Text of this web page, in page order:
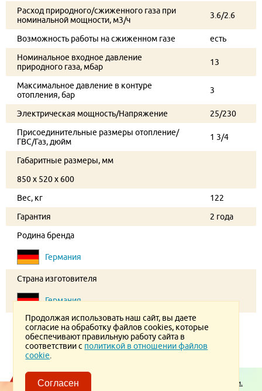
Расход природного/сжиженного газа при
номинальной мощности, м3/ч
3.6/2.6
Возможность работы на сжиженном газе
есть
Номинальное входное давление
природного газа, мбар
13
Максимальное давление в контуре
отопления, бар
3
Электрическая мощность/Напряжение
25/230
Присоединительные размеры отопление/
ГВС/Газ, дюйм
1 3/4
Габаритные размеры, мм
850 x 520 x 600
Вес, кг
122
Гарантия
2 года
Родина бренда
Германия
Страна изготовителя
Германия
Пользовательское соглашение.
Политика конфиденциальности.
Продолжая использовать наш сайт, вы даете
согласие на обработку файлов cookies, которые
обеспечивают правильную работу сайта в
соответствии с политикой в отношении файлов
cookie
Согласен